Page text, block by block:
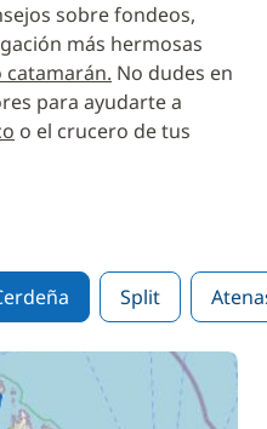
sobre fondeos,
más hermosas
catamarán. No dudes en
para ayudarte a
o el crucero de tus
Split